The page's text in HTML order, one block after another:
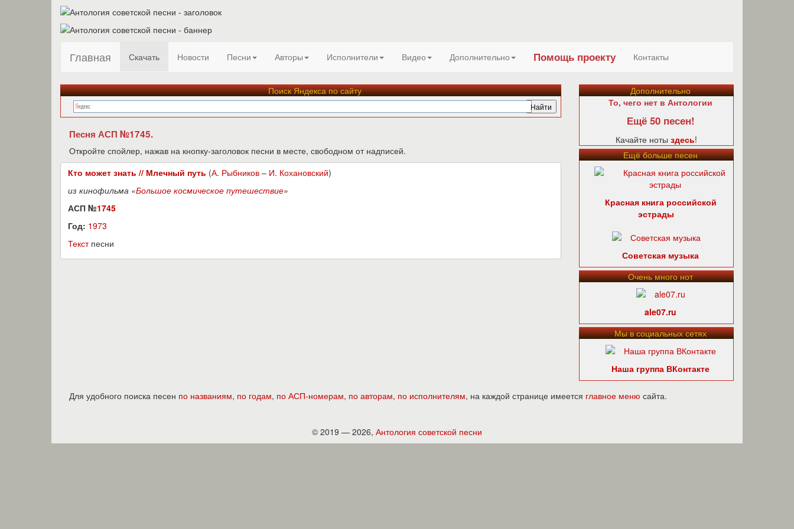
Главная Скачать Новости Песни Авторы Исполнители Видео Дополнительно Помощь проекту Контакты
Поиск Яндекса по сайту
Песня АСП №1745.
Откройте спойлер, нажав на кнопку-заголовок песни в месте, свободном от надписей.
Кто может знать // Млечный путь (А. Рыбников – И. Кохановский)
из кинофильма «Большое космическое путешествие»
АСП №1745
Год: 1973
Текстпесни
Дополнительно
То, чего нет в Антологии
Ещё 50 песен!
Качайте ноты здесь!
Ещё больше песен
Красная книга российской
эстрады
Советская музыка
Очень много нот
ale07.ru
Мы в социальных сетях
Наша группа ВКонтакте
Для удобного поиска песен по названиям, по годам, по АСП-номерам, по авторам, по исполнителям, на каждой странице имеется главное меню сайта.
© 2019 — 2026, Антология советской песни